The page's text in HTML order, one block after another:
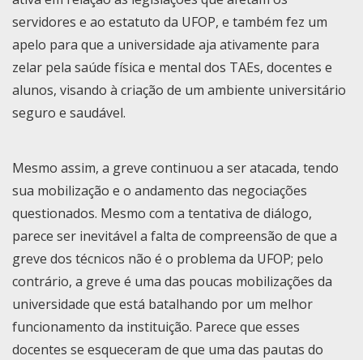
servidores e ao estatuto da UFOP, e também fez um
apelo para que a universidade aja ativamente para
zelar pela saúde física e mental dos TAEs, docentes e
alunos, visando à criação de um ambiente universitário
seguro e saudável.
Mesmo assim, a greve continuou a ser atacada, tendo
sua mobilização e o andamento das negociações
questionados. Mesmo com a tentativa de diálogo,
parece ser inevitável a falta de compreensão de que a
greve dos técnicos não é o problema da UFOP; pelo
contrário, a greve é uma das poucas mobilizações da
universidade que está batalhando por um melhor
funcionamento da instituição. Parece que esses
docentes se esqueceram de que uma das pautas do